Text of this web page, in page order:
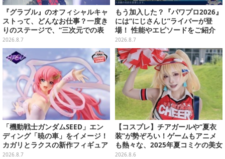
『グラブル』のオフィシャルキャ
ストって、どんなお仕事？一度き
りのステージで、“三次元での表
現”に全力を懸けるキャスト陣の
舞台裏【インタビュー】
2026.8.7
もう加入した？『パワプロ2026』
には“にじさんじ”ライバーが登
場！ 性能やエピソードをご紹介
2026.8.7
「機動戦士ガンダムSEED」エン
ディング「暁の車」をイメージ！
カガリとラクスの新作フィギュア
がプライズに
2026.8.7
【コスプレ】チアガールや“夏衣
装”が勢ぞろい！ゲームもアニメ
も熱々な、2025年夏コミケの美女
レイヤーをプレイバック
2026.8.6